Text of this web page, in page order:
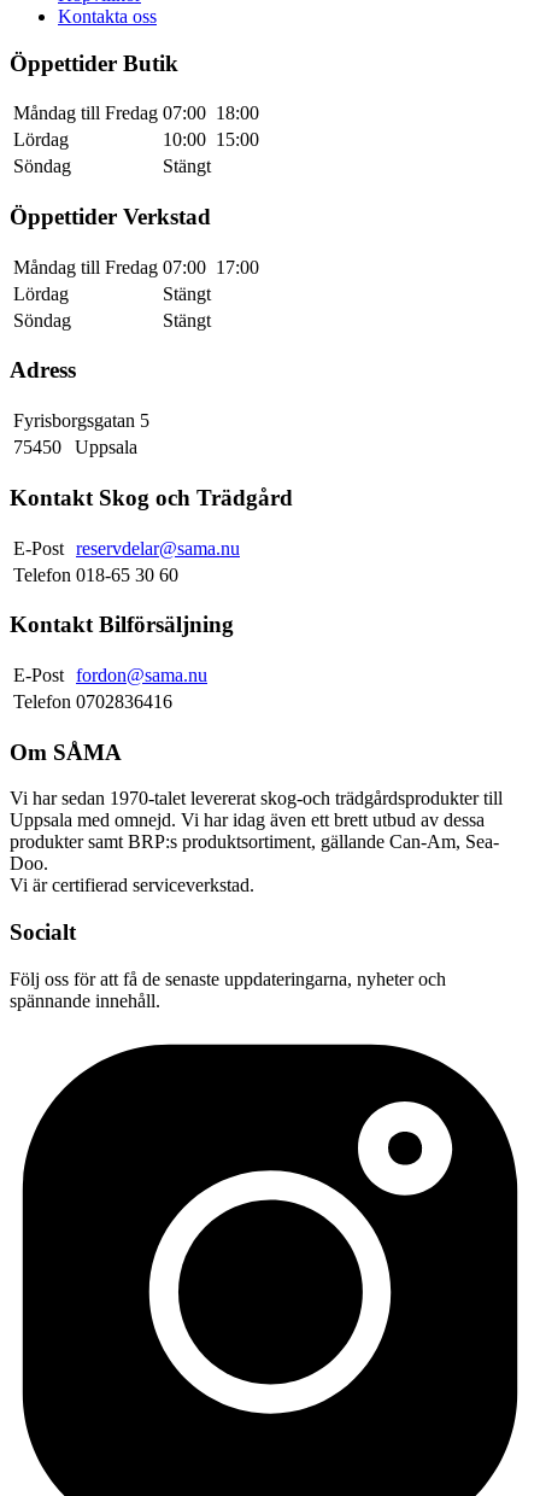
Kontakta oss
Öppettider Butik
Måndag till Fredag 07:00 18:00
Lördag
10:00 15:00
Söndag
Stängt
Öppettider Verkstad
Måndag till Fredag 07:00 17:00
Lördag
Stängt
Söndag
Stängt
Adress
Fyrisborgsgatan 5
75450
Uppsala
Kontakt Skog och Trädgård
E-Post reservdelar@sama.nu
Telefon 018-65 30 60
Kontakt Bilförsäljning
E-Post fordon@sama.nu
Telefon 0702836416
Om SÅMA
Vi har sedan 1970-talet levererat skog-och trädgårdsprodukter till
Uppsala med omnejd. Vi har idag även ett brett utbud av dessa
produkter samt BRP:s produktsortiment, gällande Can-Am, Sea-
Doo.
Vi är certifierad serviceverkstad.
Socialt
Följ oss för att få de senaste uppdateringarna, nyheter och
spännande innehåll.